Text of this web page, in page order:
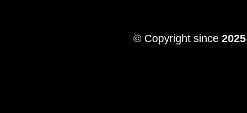
© Copyright since